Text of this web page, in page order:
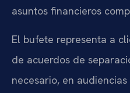
asuntos financieros
El bufete representa a
de acuerdos de
necesario, en